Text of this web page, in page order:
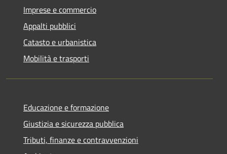
Imprese e commercio
Appalti pubblici
Catasto e urbanistica
Mobilità e trasporti
Educazione e formazione
Giustizia e sicurezza pubblica
Tributi, finanze e contravvenzioni